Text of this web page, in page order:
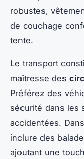
robustes,
de couchage
tente.
Le transport
maîtresse des
Préférez des
sécurité dans les
accidentées.
inclure des
ajoutant une